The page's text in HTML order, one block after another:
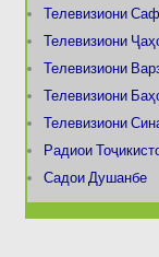
Телевизиони
Телевизиони
Телевизиони
Телевизиони
Телевизиони
Радиои
Садои Душанбе